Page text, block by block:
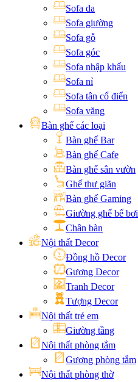
Sofa da
Sofa giường
Sofa gỗ
Sofa góc
Sofa nhập khẩu
Sofa nỉ
Sofa tân cổ điển
Sofa văng
Bàn ghế các loại
Bàn ghế Bar
Bàn ghế Cafe
Bàn ghế sân vườn
Ghế thư giãn
Bàn ghế Gaming
Giường ghế bể bơi
Chân bàn
Nội thất Decor
Đồng hồ Decor
Gương Decor
Tranh Decor
Tượng Decor
Nội thất trẻ em
Giường tầng
Nội thất phòng tắm
Gương phòng tắm
Nội thất phòng thờ